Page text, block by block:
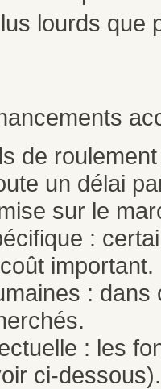
lourds que
de
un délai
sur le
:
important.
:
: les
ci-dessous).